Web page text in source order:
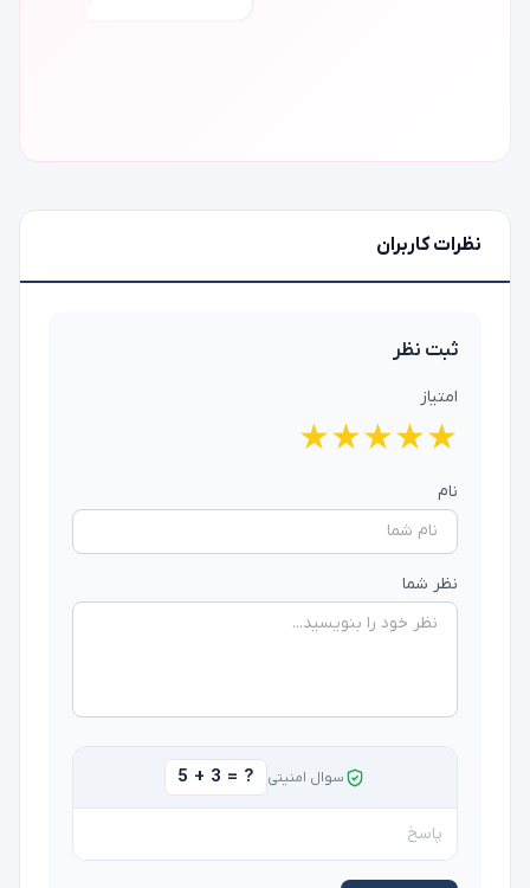
نظرات کاربران
ثبت نظر
امتیاز
★
★
★
★
★
نام
نظر شما
سوال امنیتی 5 + 3 = ?